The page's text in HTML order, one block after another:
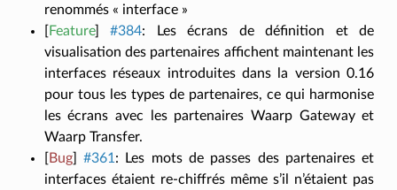
renommés « interface »
Feature] #384: Les écrans de définition et de
visualisation des partenaires affichent maintenant les
interfaces réseaux introduites dans la version 0.16
pour tous les types de partenaires, ce qui harmonise
les écrans avec les partenaires Waarp Gateway et
Waarp Transfer.
Bug] #361 : Les mots de passes des partenaires et
interfaces étaient re-chiffrés même s’il n’étaient pas